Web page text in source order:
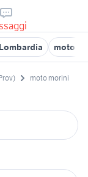
moto
moto morini